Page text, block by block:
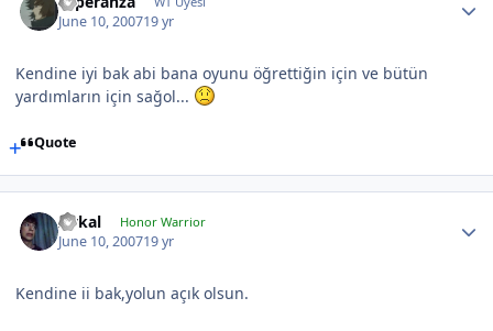
June 10, 200719 yr
Kendine iyi bak abi bana oyunu öğrettiğin için ve bütün
yardımların için sağol...
Quote
Aykal Honor Warrior
June 10, 200719 yr
Kendine ii bak,yolun açık olsun.